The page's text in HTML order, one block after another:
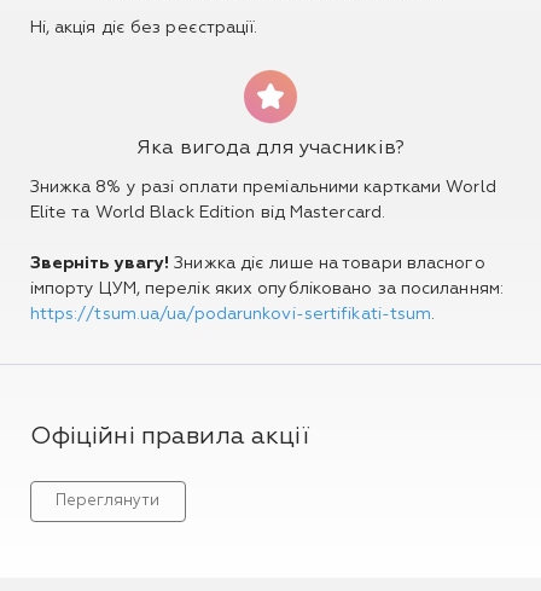
Ні, акція діє без реєстрації.
Яка вигода для учасників?
Знижка 8% у разі оплати преміальними картками World
Elite та World Black Edition від Mastercard.
Зверніть увагу! Знижка діє лише на товари власного
імпорту ЦУМ, перелік яких опубліковано за посиланням:
https://tsum.ua/ua/podarunkovi-sertifikati-tsum
Офіційні правила акції
Переглянути